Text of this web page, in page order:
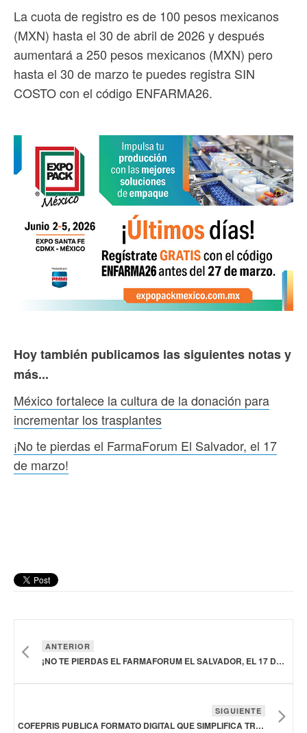
La cuota de registro es de 100 pesos mexicanos
(MXN) hasta el 30 de abril de 2026 y después
aumentará a 250 pesos mexicanos (MXN) pero
hasta el 30 de marzo te puedes registra SIN
COSTO con el código ENFARMA26.
Hoy también publicamos las siguientes notas y
más...
México fortalece la cultura de la donación para
incrementar los trasplantes
¡No te pierdas el FarmaForum El Salvador, el 17
de marzo!
ANTERIOR
¡NO TE PIERDAS EL FARMAFORUM EL SALVADOR, EL 17 DE MARZO!
SIGUIENTE
COFEPRIS PUBLICA FORMATO DIGITAL QUE SIMPLIFICA TRÁMITES ADMINISTRATIVOS